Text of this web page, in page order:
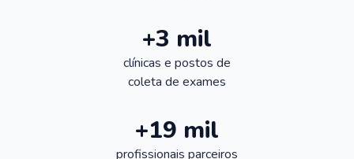
+3 mil
clínicas e postos de
coleta de exames
+19 mil
profissionais parceiros